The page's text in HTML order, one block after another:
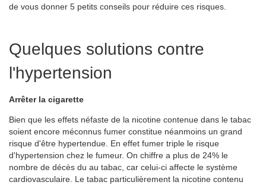
de vous donner 5 petits conseils pour réduire ces risques.
Quelques solutions contre
l'hypertension
Arrêter la cigarette
Bien que les effets néfaste de la nicotine contenue dans le tabac
soient encore méconnus fumer constitue néanmoins un grand
risque d'être hypertendue. En effet fumer triple le risque
d'hypertension chez le fumeur. On chiffre a plus de 24% le
nombre de décès du au tabac, car celui-ci affecte le système
cardiovasculaire. Le tabac particulièrement la nicotine contenu